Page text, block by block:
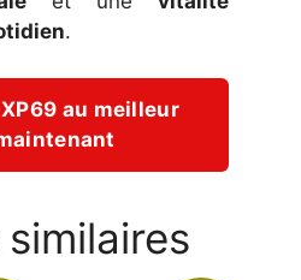
.
au meilleur